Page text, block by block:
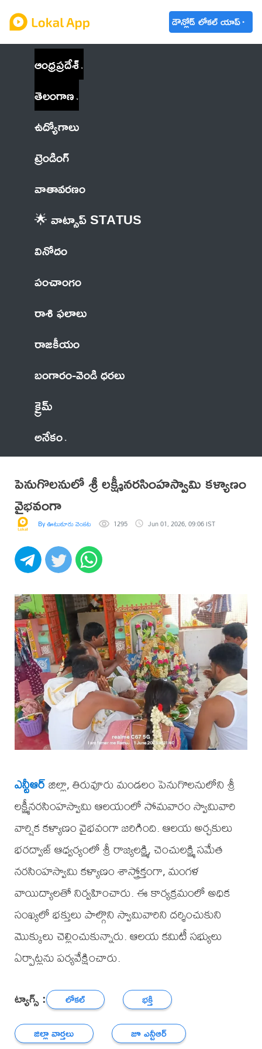
డౌన్లోడ్ లోకల్ యాప్
ఆంధ్రప్రదేశ్
తెలంగాణ
ఉద్యోగాలు
ట్రెండింగ్
వాతావరణం
🌟 వాట్సాప్ STATUS
వినోదం
పంచాంగం
రాశి ఫలాలు
రాజకీయం
బంగారం-వెండి ధరలు
క్రైమ్
అనేకం
పెనుగొలనులో శ్రీ లక్ష్మీనరసింహస్వామి కళ్యాణం
వైభవంగా
By ఊటుకూరు వెంకట సత్యనారాయణ రావు
1295 Jun 01, 2026, 09:06 IST
ఎన్టీఆర్జిల్లా, తిరువూరు మండలం పెనుగొలనులోని శ్రీ
లక్ష్మీనరసింహస్వామి ఆలయంలో సోమవారం స్వామివారి
వార్షిక కళ్యాణం వైభవంగా జరిగింది. ఆలయ అర్చకులు
భరద్వాజ్ ఆధ్వర్యంలో శ్రీ రాజ్యలక్ష్మి, చెంచులక్ష్మి సమేత
నరసింహస్వామి కళ్యాణం శాస్త్రోక్తంగా, మంగళ
వాయిద్యాలతో నిర్వహించారు. ఈ కార్యక్రమంలో అధిక
సంఖ్యలో భక్తులు పాల్గొని స్వామివారిని దర్శించుకుని
మొక్కులు చెల్లించుకున్నారు. ఆలయ కమిటీ సభ్యులు
ఏర్పాట్లను పర్యవేక్షించారు.
ట్యాగ్స్ : లోకల్
భక్తి
జిల్లా వార్తలు
జూ ఎన్టీఆర్